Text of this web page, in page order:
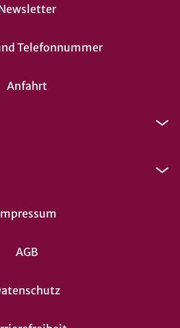
Telefonnummer
Anfahrt
AGB